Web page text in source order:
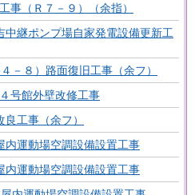
事（Ｒ７－９）（余指）
中継ポンプ場自家発電設備更新工
－８）路面復旧工事（余フ）
号館外壁改修工事
良工事（余フ）
内運動場空調設備設置工事
内運動場空調設備設置工事